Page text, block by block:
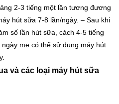
2-3 tiếng một lần tương đương
hút sữa 7-8 lần/ngày. – Sau khi
số lần hút sữa, cách 4-5 tiếng
mẹ có thể sử dụng máy hút
và các loại máy hút sữa